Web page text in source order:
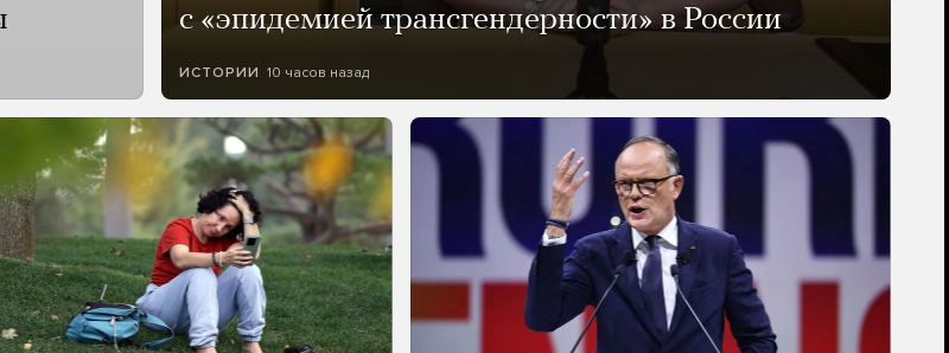
с «эпидемией трансгендерности» в России
ИСТОРИИ 10 часов назад